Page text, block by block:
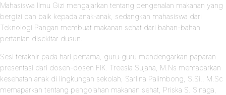
Mahasiswa Ilmu Gizi mengajarkan tentang pengenalan makanan yang
bergizi dan baik kepada anak-anak, sedangkan mahasiswa dari
Teknologi Pangan membuat makanan sehat dari bahan-bahan
pertanian disekitar dusun.
Sesi terakhir pada hari pertama, guru-guru mendengarkan paparan
presentasi dari dosen-dosen FIK. Treesia Sujana, M.Ns memaparkan
kesehatan anak di lingkungan sekolah, Sarlina Palimbong, S.Si., M.Sc
memaparkan tentang pengolahan makanan sehat, Priska S. Sinaga,